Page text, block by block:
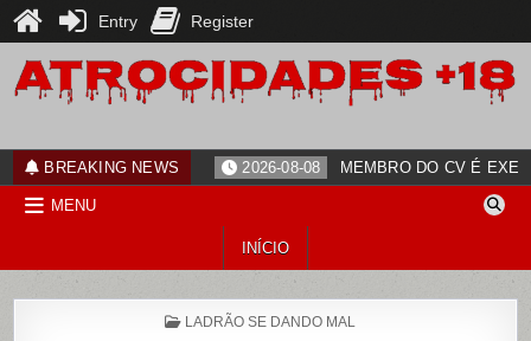
content
BREAKING NEWS 2026-08-08 MEMBRO DO CV É
MENU
INÍCIO
POSTED
LADRÃO SE DANDO MAL
Entry Register